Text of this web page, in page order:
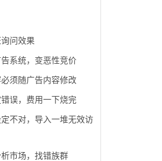
问效果
系统，变恶性竞价
须随广告内容修改
误，费用一下烧完
不对，导入一堆无效访
市场，找错族群